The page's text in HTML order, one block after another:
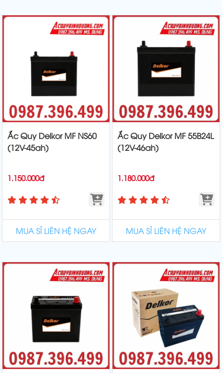
Ắc Quy Delkor MF NS60
(12V-45ah)
1.150.000đ
MUA SỈ LIÊN HỆ NGAY
Ắc Quy Delkor MF 55B24L
(12V-46ah)
1.180.000đ
MUA SỈ LIÊN HỆ NGAY